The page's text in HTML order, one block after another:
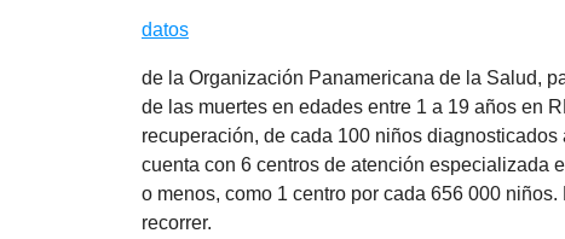
datos
de la Organización Panamericana de la Salud,
de las muertes en edades entre 1 a 19 años en
recuperación, de cada 100 niños
cuenta con 6 centros de atención especializada
o menos, como 1 centro por cada 656 000
recorrer.